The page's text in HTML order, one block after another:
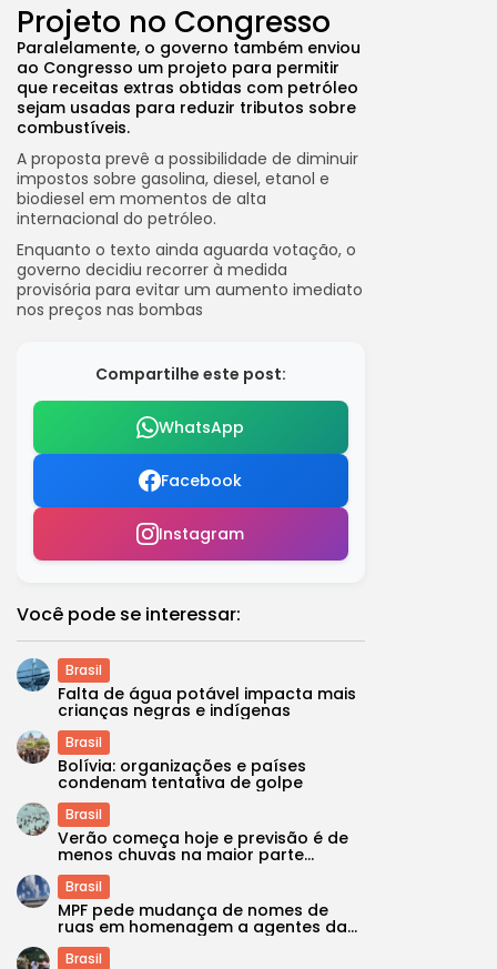
Projeto no Congresso
Paralelamente, o governo também enviou
ao Congresso um projeto para permitir
que receitas extras obtidas com petróleo
sejam usadas para reduzir tributos sobre
combustíveis.
A proposta prevê a possibilidade de diminuir
impostos sobre gasolina, diesel, etanol e
biodiesel em momentos de alta
internacional do petróleo.
Enquanto o texto ainda aguarda votação, o
governo decidiu recorrer à medida
provisória para evitar um aumento imediato
nos preços nas bombas
Compartilhe este post:
WhatsApp
Facebook
Instagram
Você pode se interessar:
Brasil
Falta de água potável impacta mais
crianças negras e indígenas
Brasil
Bolívia: organizações e países
condenam tentativa de golpe
Brasil
Verão começa hoje e previsão é de
menos chuvas na maior parte...
Brasil
MPF pede mudança de nomes de
ruas em homenagem a agentes da...
Brasil